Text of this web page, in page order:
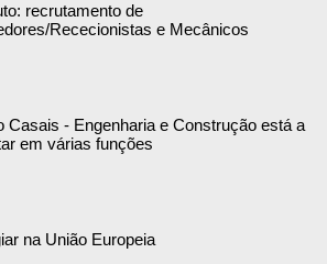
recrutamento de
Rececionistas e Mecânicos
Casais - Engenharia e Construção está a
em várias funções
na União Europeia